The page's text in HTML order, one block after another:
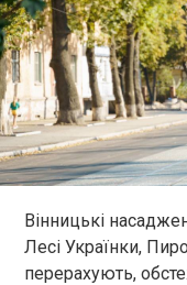
Вінницькі
Лесі Українки,
перерахують,